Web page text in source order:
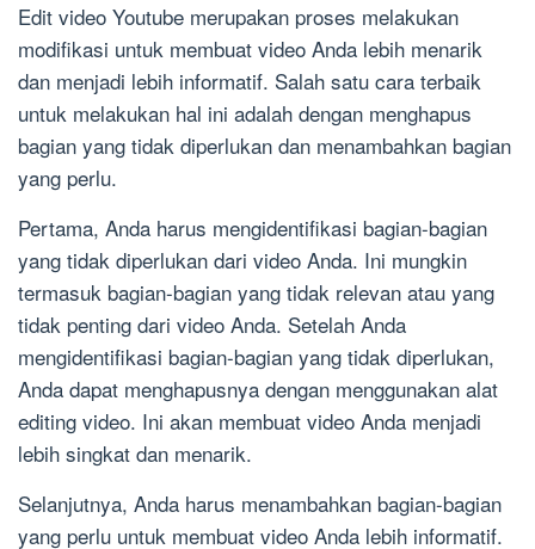
Edit video Youtube merupakan proses melakukan
modifikasi untuk membuat video Anda lebih menarik
dan menjadi lebih informatif. Salah satu cara terbaik
untuk melakukan hal ini adalah dengan menghapus
bagian yang tidak diperlukan dan menambahkan bagian
yang perlu.
Pertama, Anda harus mengidentifikasi bagian-bagian
yang tidak diperlukan dari video Anda. Ini mungkin
termasuk bagian-bagian yang tidak relevan atau yang
tidak penting dari video Anda. Setelah Anda
mengidentifikasi bagian-bagian yang tidak diperlukan,
Anda dapat menghapusnya dengan menggunakan alat
editing video. Ini akan membuat video Anda menjadi
lebih singkat dan menarik.
Selanjutnya, Anda harus menambahkan bagian-bagian
yang perlu untuk membuat video Anda lebih informatif.